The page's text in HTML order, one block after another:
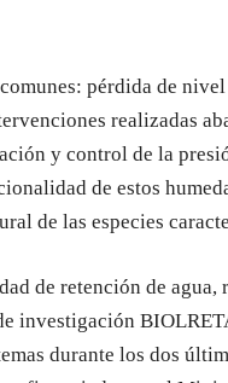
pérdida de
realizadas
y control de la
de estos
de las especies
de retención de
investigación
durante los dos